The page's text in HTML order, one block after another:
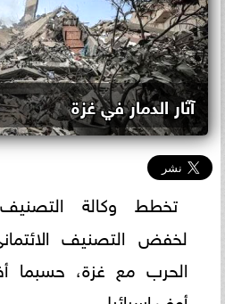
آثار الدمار في غزة
تخطط وكالة التصنيف
لخفض التصنيف
الحرب مع غزة، حسبما